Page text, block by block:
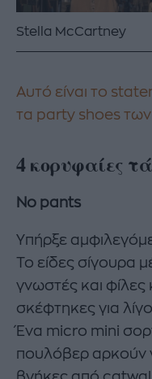
Stella McCartney
Αυτό είναι το
τα party shoes των
4 κορυφαίες
No pants
Υπήρξε
Το είδες σίγουρα
γνωστές και φίλες
σκέφτηκες για
Ένα micro mini
πουλόβερ αρκούν